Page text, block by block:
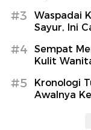
#3
Waspadai
Sayur, Ini
#4
Sempat
Kulit
#5
Kronologi
Awalnya